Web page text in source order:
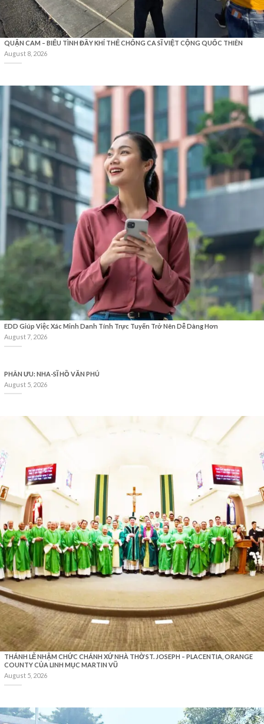
QUẬN CAM – BIỂU TÌNH ĐẦY KHÍ THẾ CHỐNG CA SĨ VIỆT CỘNG QUỐC THIÊN
August 8, 2026
EDD Giúp Việc Xác Minh Danh Tính Trực Tuyến Trở Nên Dễ Dàng Hơn
August 7, 2026
PHÂN ƯU: NHA-SĨ HỒ VĂN PHÚ
August 5, 2026
THÁNH LỄ NHẬM CHỨC CHÁNH XỨ NHÀ THỜ ST. JOSEPH – PLACENTIA, ORANGE
COUNTY CỦA LINH MỤC MARTIN VŨ
August 5, 2026